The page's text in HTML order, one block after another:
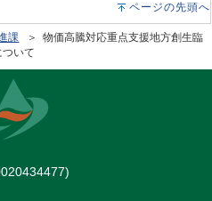
ページの先頭へ
課
＞ 物価高騰対応重点支援地方創生臨
いて